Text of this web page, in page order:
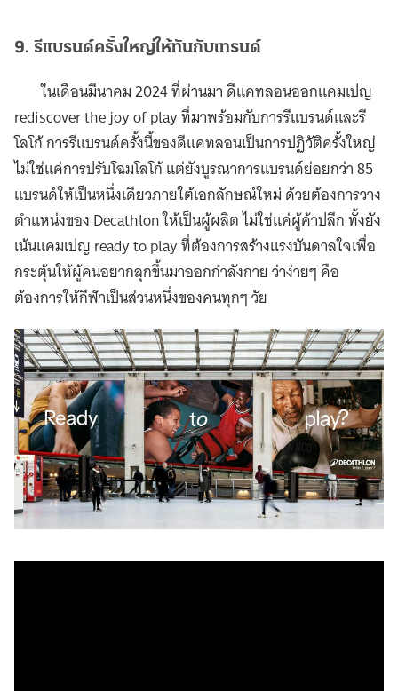
9. รีแบรนด์ครั้งใหญ่ให้ทันกับเทรนด์
ในเดือนมีนาคม 2024 ที่ผ่านมา ดีแคทลอนออกแคมเปญ
rediscover the joy of play ที่มาพร้อมกับการรีแบรนด์และรี
โลโก้ การรีแบรนด์ครั้งนี้ของดีแคทลอนเป็นการปฏิวัติครั้งใหญ่
ไม่ใช่แค่การปรับโฉมโลโก้ แต่ยังบูรณาการแบรนด์ย่อยกว่า 85
แบรนด์ให้เป็นหนึ่งเดียวภายใต้เอกลักษณ์ใหม่ ด้วยต้องการวาง
ตำแหน่งของ Decathlon ให้เป็นผู้ผลิต ไม่ใช่แค่ผู้ค้าปลีก ทั้งยัง
เน้นแคมเปญ ready to play ที่ต้องการสร้างแรงบันดาลใจเพื่อ
กระตุ้นให้ผู้คนอยากลุกขึ้นมาออกกำลังกาย ว่าง่ายๆ คือ
ต้องการให้กีฬาเป็นส่วนหนึ่งของคนทุกๆ วัย